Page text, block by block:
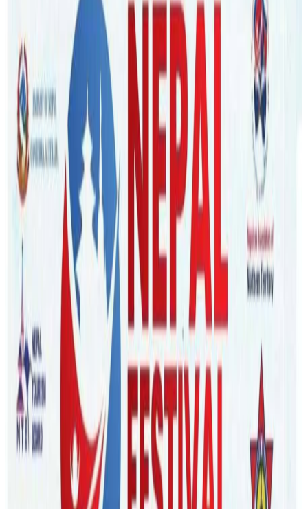
Nepaltube Australia
Tuesday, 2022 February 1 / 10:15 am
अ− अ